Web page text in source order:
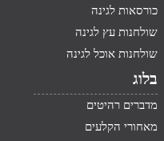
כורסאות לגינה
שולחנות עץ לגינה
שולחנות אוכל לגינה
בלוג
מדברים רהיטים
מאחורי הקלעים